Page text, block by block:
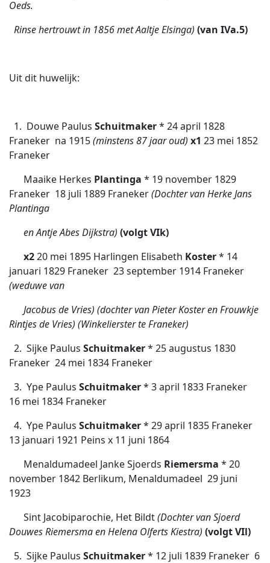
Oeds.
Rinse hertrouwt in 1856 met Aaltje Elsinga) (van IVa.5)
Uit dit huwelijk:
1. Douwe Paulus Schuitmaker* 24 april 1828
Franeker  na 1915(minstens 87 jaar oud) x1 23 mei 1852
Franeker
Maaike Herkes Plantinga * 19 november 1829
Franeker  18 juli 1889 Franeker(Dochter van Herke Jans
Plantinga
en Antje AbesDijkstra) (volgt VIk)
x220 mei 1895 Harlingen Elisabeth Koster* 14
januari 1829 Franeker  23 september 1914 Franeker
(weduwe van
Jacobus de Vries) (dochter van Pieter Koster en Frouwkje
Rintjes de Vries) (Winkelierster te Franeker)
2. Sijke Paulus Schuitmaker* 25 augustus 1830
Franeker  24 mei 1834 Franeker
3. Ype Paulus Schuitmaker* 3 april 1833 Franeker 
16 mei 1834 Franeker
4. Ype Paulus Schuitmaker* 29 april 1835 Franeker 
13 januari 1921 Peins x 11 juni 1864
Menaldumadeel Janke Sjoerds Riemersma * 20
november 1842 Berlikum, Menaldumadeel  29 juni
1923
Sint Jacobiparochie, Het Bildt(Dochter van Sjoerd
Douwes Riemersma en Helena Olferts Kiestra) (volgt VIl)
5. Sijke Paulus Schuitmaker* 12 juli 1839 Franeker  6